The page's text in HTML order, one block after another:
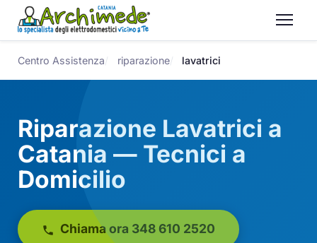
Centro Assistenza riparazione lavatrici
Riparazione Lavatrici a
Catania — Tecnici a
Domicilio
Chiama ora 348 610 2520